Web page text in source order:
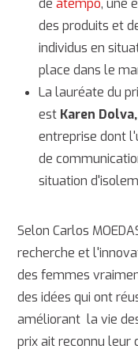
de atempo, une
des produits et
individus en
place dans le
La lauréate du
est Karen Dolva,
entreprise dont
de
situation
Selon Carlos
recherche et
des femmes
des idées qui ont
améliorant la vie
prix ait reconnu leur